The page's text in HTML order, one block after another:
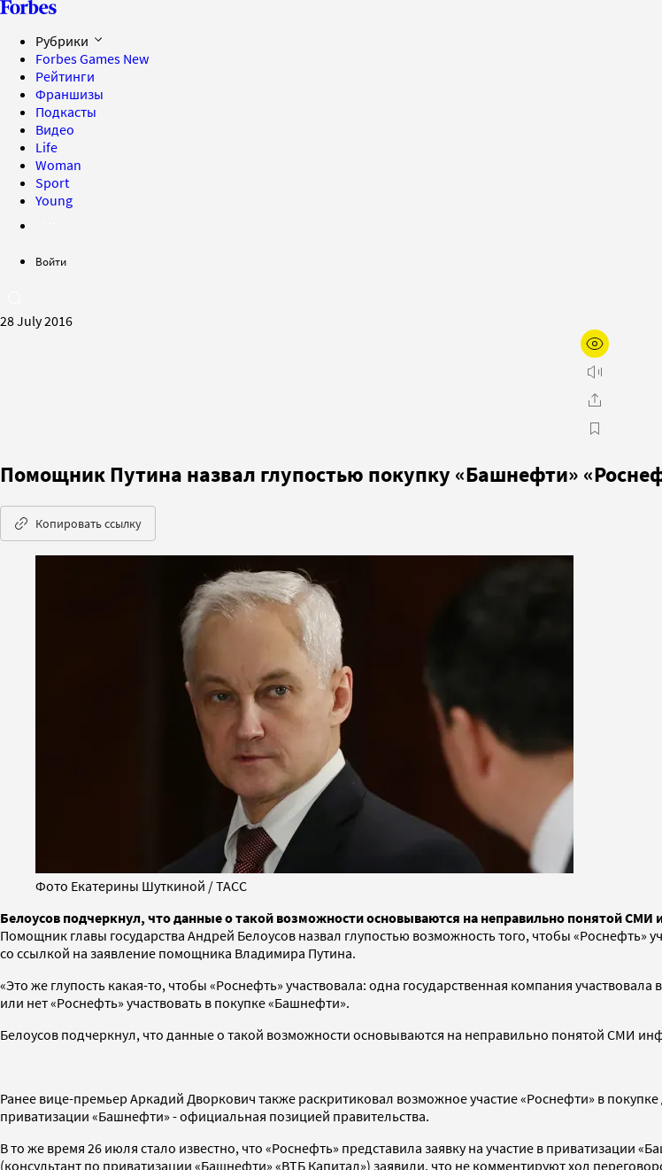
Рубрики
Forbes Games New
Рейтинги
Франшизы
Подкасты
Видео
Life
Woman
Sport
Young
Войти
28 July 2016
Помощник Путина назвал глупостью покупку «Башнефти»
Копировать ссылку
Фото Екатерины Шуткиной / ТАСС
Белоусов подчеркнул, что данные о такой возможности основываются на неправильно понятой
Помощник главы государства Андрей Белоусов назвал глупостью возможность того, чтобы «Роснефть»
со ссылкой на заявление помощника Владимира Путина.
«Это же глупость какая-то, чтобы «Роснефть» участвовала: одна государственная компания
или нет «Роснефть» участвовать в покупке «Башнефти».
Белоусов подчеркнул, что данные о такой возможности основываются на неправильно понятой СМИ
Ранее вице-премьер Аркадий Дворкович также раскритиковал возможное участие «Роснефти» в
приватизации «Башнефти» - официальная позицией правительства.
В то же время 26 июля стало известно, что «Роснефть» представила заявку на участие в
(консультант по приватизации «Башнефти» «ВТБ Капитал») заявили, что не комментируют ход